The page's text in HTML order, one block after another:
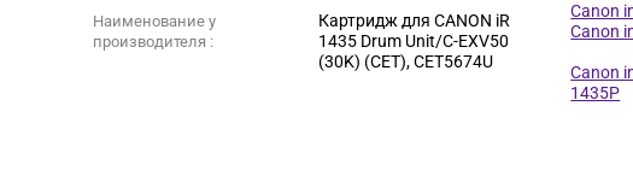
Наименование у
производителя :
Картридж для CANON iR
1435 Drum Unit/C-EXV50
(30K) (CET), CET5674U
Canon
Canon
Canon
1435P